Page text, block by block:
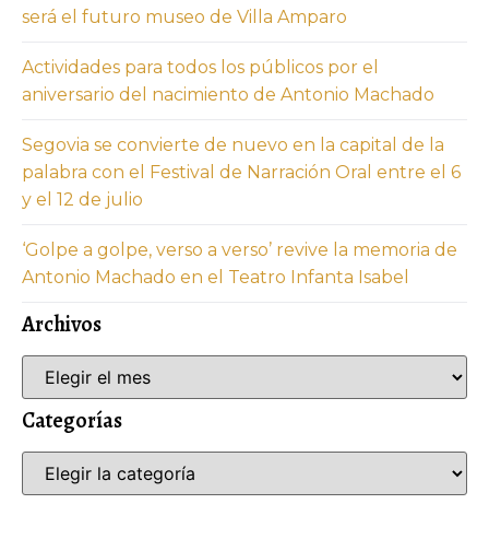
será el futuro museo de Villa Amparo
Actividades para todos los públicos por el
aniversario del nacimiento de Antonio Machado
Segovia se convierte de nuevo en la capital de la
palabra con el Festival de Narración Oral entre el 6
y el 12 de julio
‘Golpe a golpe, verso a verso’ revive la memoria de
Antonio Machado en el Teatro Infanta Isabel
Archivos
Categorías